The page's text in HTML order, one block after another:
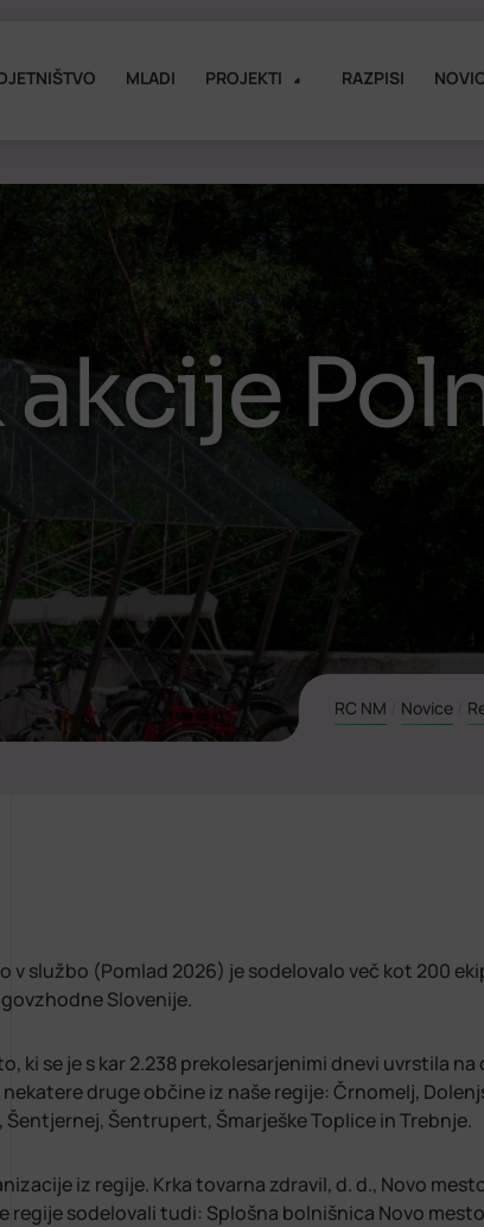
MLADI PROJEKTI RAZPISI
RC NM Novice
službo (Pomlad 2026) je sodelovalo več kot 200
Slovenije.
ki se je s kar 2.238 prekolesarjenimi dnevi uvrstila
druge občine iz naše regije: Črnomelj,
Šentrupert, Šmarješke Toplice in Trebnje.
iz regije. Krka tovarna zdravil, d. d., Novo
regije sodelovali tudi: Splošna bolnišnica Novo